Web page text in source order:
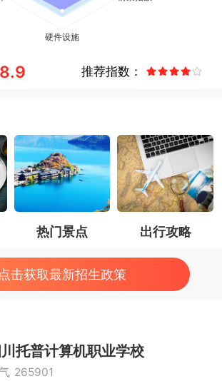
8.9 推荐指数：
热门景点 出行攻略
点击获取最新招生政策
托普计算机职业学校
265901